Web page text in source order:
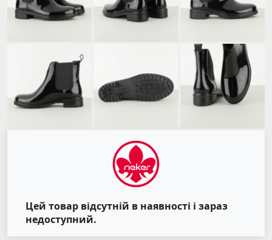
Цей товар відсутній в наявності і зараз
недоступний.